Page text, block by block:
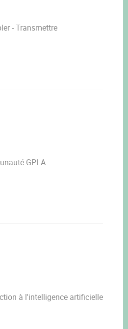
- Transmettre
GPLA
à l'intelligence artificielle